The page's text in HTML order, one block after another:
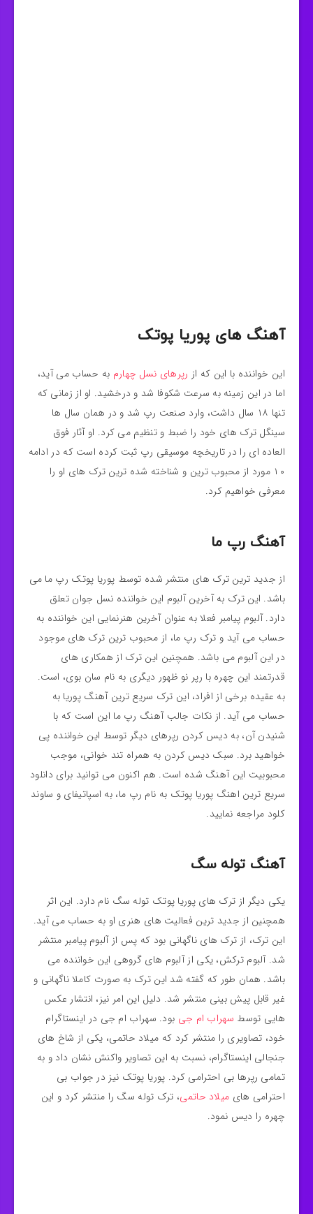
آهنگ های پوریا پوتک
این خواننده با این که از رپرهای نسل چهارم به حساب می آید،
اما در این زمینه به سرعت شکوفا شد و درخشید. او از زمانی که
تنها ۱۸ سال داشت، وارد صنعت رپ شد و در همان سال ها
سینگل ترک های خود را ضبط و تنظیم می کرد. او آثار فوق
العاده ای را در تاریخچه موسیقی رپ ثبت کرده است که در ادامه
۱۰ مورد از محبوب ترین و شناخته شده ترین ترک های او را
معرفی خواهیم کرد.
آهنگ رپ ما
از جدید ترین ترک های منتشر شده توسط پوریا پوتک رپ ما می
باشد. این ترک به آخرین آلبوم این خواننده نسل جوان تعلق
دارد. آلبوم پیامبر فعلا به عنوان آخرین هنرنمایی این خواننده به
حساب می آید و ترک رپ ما، از محبوب ترین ترک های موجود
در این آلبوم می باشد. همچنین این ترک از همکاری های
قدرتمند این چهره با رپر نو ظهور دیگری به نام سان بوی، است.
به عقیده برخی از افراد، این ترک سریع ترین آهنگ پوریا به
حساب می آید. از نکات جالب آهنگ رپ ما این است که با
شنیدن آن، به دیس کردن رپرهای دیگر توسط این خواننده پی
خواهید برد. سبک دیس کردن به همراه تند خوانی، موجب
محبوبیت این آهنگ شده است. هم اکنون می توانید برای دانلود
سریع ترین اهنگ پوریا پوتک به نام رپ ما، به اسپاتیفای و ساوند
کلود مراجعه نمایید.
آهنگ توله سگ
یکی دیگر از ترک های پوریا پوتک توله سگ نام دارد. این اثر
همچنین از جدید ترین فعالیت های هنری او به حساب می آید.
این ترک، از ترک های ناگهانی بود که پس از آلبوم پیامبر منتشر
شد. آلبوم ترکش، یکی از آلبوم های گروهی این خواننده می
باشد. همان طور که گفته شد این ترک به صورت کاملا ناگهانی و
غیر قابل پیش بینی منتشر شد. دلیل این امر نیز، انتشار عکس
هایی توسط سهراب ام جی بود. سهراب ام جی در اینستاگرام
خود، تصاویری را منتشر کرد که میلاد حاتمی، یکی از شاخ های
جنجالی اینستاگرام، نسبت به این تصاویر واکنش نشان داد و به
تمامی رپرها بی احترامی کرد. پوریا پوتک نیز در جواب بی
احترامی های میلاد حاتمی، ترک توله سگ را منتشر کرد و این
چهره را دیس نمود.